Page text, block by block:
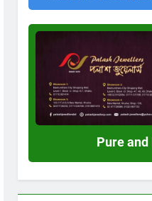
Pure